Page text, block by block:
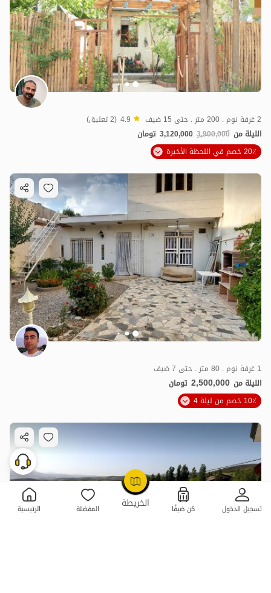
الخريطة تسجيل الدخول كن ضيفًا المفضلة الرئيسية
OpenStreetMap
2 غرفة نوم . 200 متر . حتى 15 ضيف 4.9 (2 تعليق)
الليلة من 3,900,000
3,120,000 تومان
20٪ خصم في اللحظة الأخيرة
1 غرفة نوم . 80 متر . حتى 7 ضيف
الليلة من 2,500,000 تومان
10٪ خصم من ليلة 4